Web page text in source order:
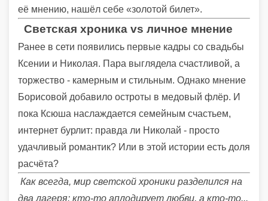
её мнению, нашёл себе «золотой билет».
Светская хроника vs личное мнение
Ранее в сети появились первые кадры со свадьбы
Ксении и Николая. Пара выглядела счастливой, а
торжество - камерным и стильным. Однако мнение
Борисовой добавило остроты в медовый флёр. И
пока Ксюша наслаждается семейным счастьем,
интернет бурлит: правда ли Николай - просто
удачливый романтик? Или в этой истории есть доля
расчёта?
Как всегда, мир светской хроники разделился на
два лагеря: кто-то аплодирует любви, а кто-то...